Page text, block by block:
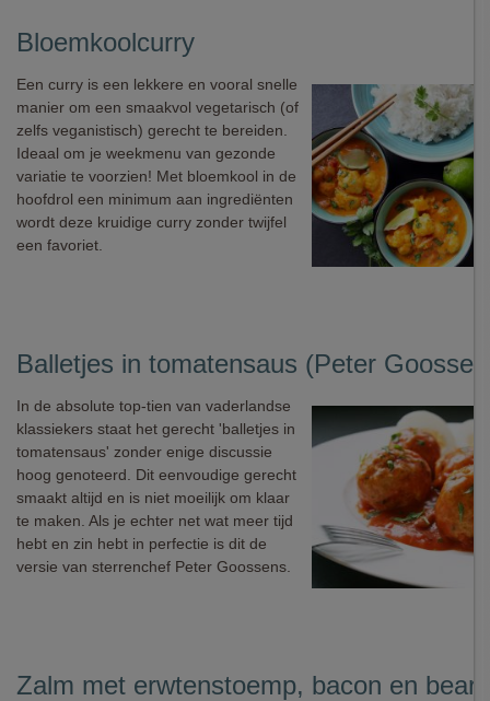
Bloemkoolcurry
Een curry is een lekkere en vooral snelle
manier om een smaakvol vegetarisch (of
zelfs veganistisch) gerecht te bereiden.
Ideaal om je weekmenu van gezonde
variatie te voorzien! Met bloemkool in de
hoofdrol een minimum aan ingrediënten
wordt deze kruidige curry zonder twijfel
een favoriet.
Balletjes in tomatensaus (Peter
In de absolute top-tien van vaderlandse
klassiekers staat het gerecht 'balletjes in
tomatensaus' zonder enige discussie
hoog genoteerd. Dit eenvoudige gerecht
smaakt altijd en is niet moeilijk om klaar
te maken. Als je echter net wat meer tijd
hebt en zin hebt in perfectie is dit de
versie van sterrenchef Peter Goossens.
Zalm met erwtenstoemp, bacon en